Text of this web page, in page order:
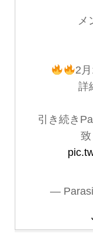
メ
2
詳
引き続き
—